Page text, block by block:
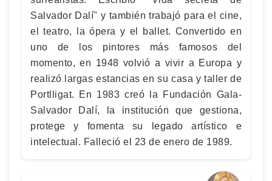
Salvador Dalí" y también trabajó para el cine,
el teatro, la ópera y el ballet. Convertido en
uno de los pintores más famosos del
momento, en 1948 volvió a vivir a Europa y
realizó largas estancias en su casa y taller de
Portlligat. En 1983 creó la Fundación Gala-
Salvador Dalí, la institución que gestiona,
protege y fomenta su legado artístico e
intelectual. Falleció el 23 de enero de 1989.